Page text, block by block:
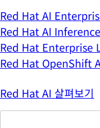
Red Hat AI
Red Hat AI Inference
Red Hat Enterprise
Red Hat OpenShift
Red Hat AI 살펴보기